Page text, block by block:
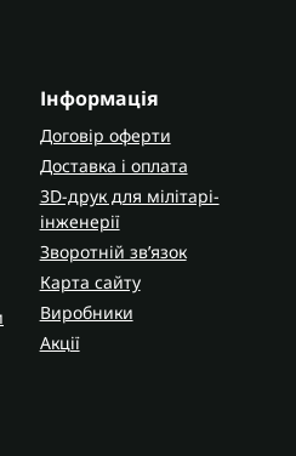
Інформація
Договір оферти
Доставка і оплата
3D-друк для мілітарі-
інженерії
Зворотній зв’язок
Карта сайту
Виробники
Акції